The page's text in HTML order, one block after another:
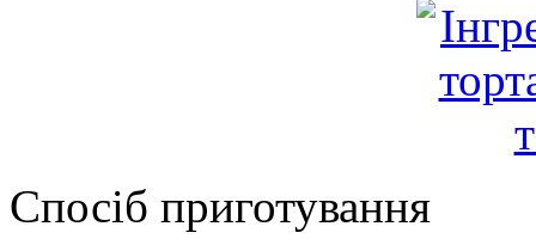
Спосіб приготування